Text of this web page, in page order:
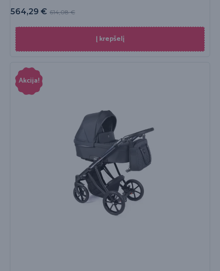
614,08€
564,29 €
Į krepšelį
Akcija!